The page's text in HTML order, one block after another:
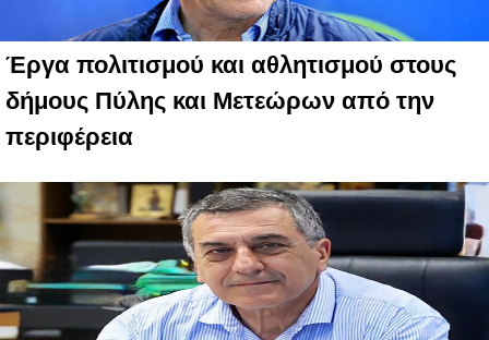
Έργα πολιτισμού και αθλητισμού στους
δήμους Πύλης και Μετεώρων από την
περιφέρεια